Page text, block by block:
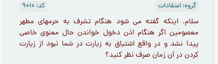
کد: 9010 گروه: اعتقادات
سلام. اینکه گفته می شود هنگام تشرف به حرمهای مطهر
معصومین اگر هنگام اذن دخول خواندن حال معنوی خاصی
پیدا نشد و در واقع اشتیاق به زیارت در شما نبود از زيارت
كردن در آن زمان صرف نظر كنيد؟